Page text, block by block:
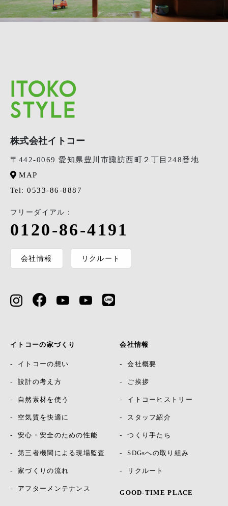
株式会社イトコー
〒442-0069 愛知県豊川市諏訪西町２丁目248番地
MAP
Tel: 0533-86-8887
フリーダイアル：
0120-86-4191
会社情報 リクルート
イトコーの家づくり
イトコーの想い
設計の考え方
自然素材を使う
空気質を快適に
安心・安全のための性能
第三者機関による現場監査
家づくりの流れ
アフターメンテナンス
会社情報
会社概要
ご挨拶
イトコーヒストリー
スタッフ紹介
つくり手たち
SDGsへの取り組み
リクルート
GOOD-TIME PLACE